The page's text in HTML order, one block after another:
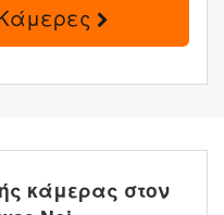
κάμερας στον